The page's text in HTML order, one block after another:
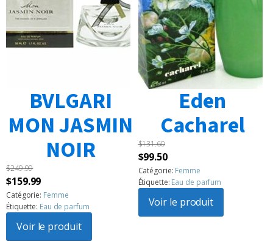
BVLGARI
MON JASMIN
NOIR
$249.99
Le
prix
initial
était :
$159.99Le
prix
actuel
est :
Catégorie: Femme
Étiquette: Eau de parfum
Voir le produit
Eden
Cacharel
$131.60
Le
prix
initial
était :
$131.60.
$99.50Le
prix
actuel
est :
$99.50.
Catégorie: Femme
Étiquette: Eau de parfum
Voir le produit